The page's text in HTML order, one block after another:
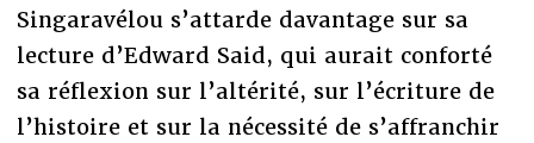
Singaravélou s’attarde davantage sur sa
lecture d’Edward Said, qui aurait conforté
sa réflexion sur l’altérité, sur l’écriture de
l’histoire et sur la nécessité de s’affranchir